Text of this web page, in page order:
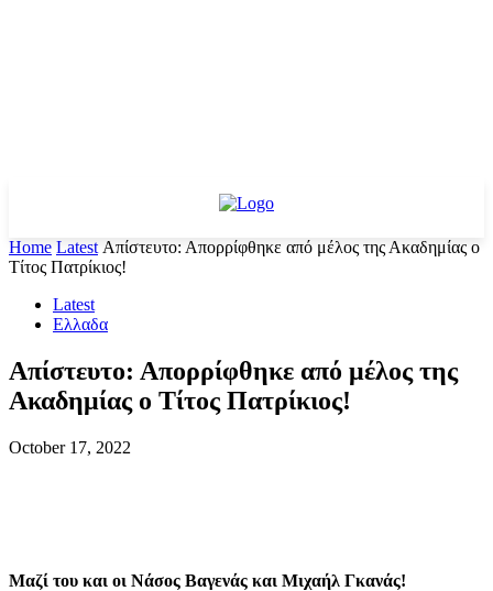
Home Latest Απίστευτο: Απορρίφθηκε από μέλος της Ακαδημίας ο
Τίτος Πατρίκιος!
Latest
Ελλαδα
Απίστευτο: Απορρίφθηκε από μέλος της
Ακαδημίας ο Τίτος Πατρίκιος!
October 17, 2022
Μαζί του και οι Νάσος Βαγενάς και Μιχαήλ Γκανάς!